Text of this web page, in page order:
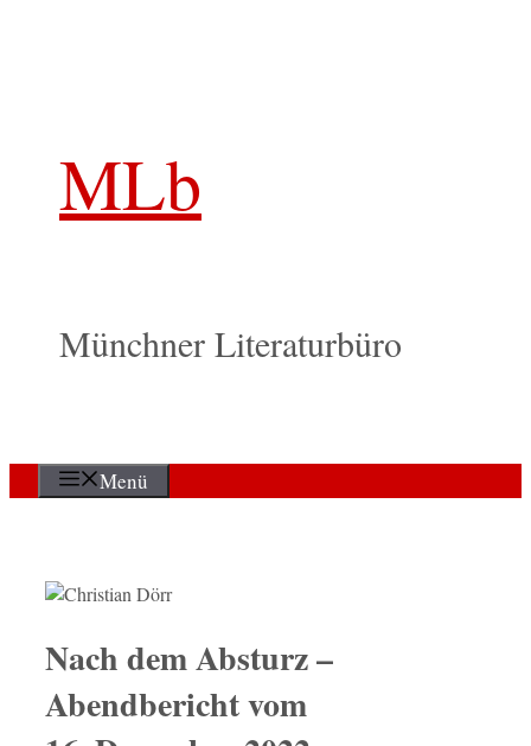
MLb
Münchner Literaturbüro
Menü
Nach dem Absturz –
Abendbericht vom